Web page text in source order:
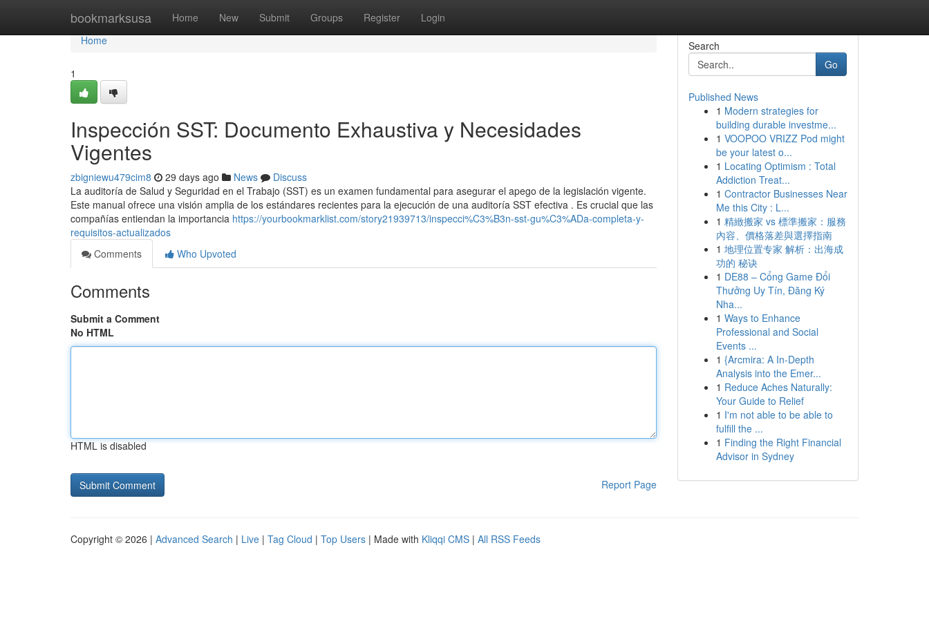
bookmarksusa Home New Submit Groups Register Login
Home
Home
1
Inspección SST: Documento Exhaustiva y Necesidades
Vigentes
zbigniewu479cim8 29 days ago News
Discuss
La auditoría de Salud y Seguridad en el Trabajo (SST) es un examen fundamental para asegurar el apego de la legislación vigente.
Este manual ofrece una visión amplia de los estándares recientes para la ejecución de una auditoría SST efectiva . Es crucial que las
compañías entiendan la importancia https://yourbookmarklist.com/story21939713/inspecci%C3%B3n-sst-gu%C3%ADa-completa-y-
requisitos-actualizados
Comments
Who Upvoted
Comments
Submit a Comment
No HTML
HTML is disabled
Report Page
Search
Go
Published News
1 Modern strategies for
building durable investme...
1 VOOPOO VRIZZ Pod might
be your latest o...
1 Locating Optimism : Total
Addiction Treat...
1 Contractor Businesses Near
Me this City : L...
1 精緻搬家 vs 標準搬家：服務
內容、價格落差與選擇指南
1 地理位置专家 解析：出海成
功的 秘诀
1 DE88 – Cổng Game Đổi
Thưởng Uy Tín, Đăng Ký
Nha...
1 Ways to Enhance
Professional and Social
Events ...
1 {Arcmira: A In-Depth
Analysis into the Emer...
1 Reduce Aches Naturally:
Your Guide to Relief
1 I'm not able to be able to
fulfill the ...
1 Finding the Right Financial
Advisor in Sydney
Copyright © 2026 | Advanced Search | Live | Tag Cloud | Top Users | Made with Kliqqi CMS | All RSS Feeds